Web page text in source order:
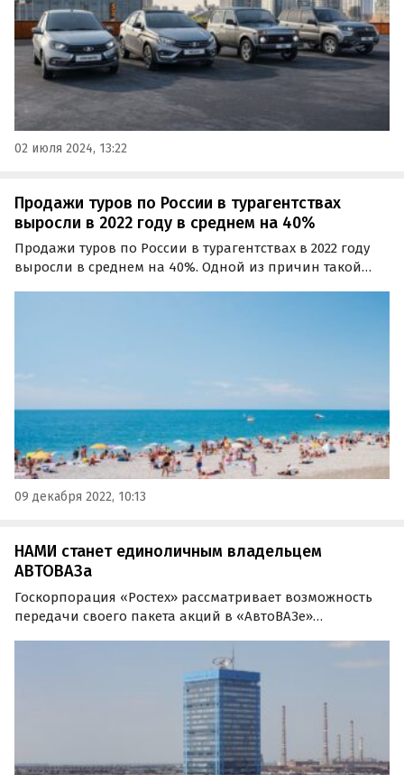
02 июля 2024, 13:22
Продажи туров по России в турагентствах
выросли в 2022 году в среднем на 40%
Продажи туров по России в турагентствах в 2022 году
выросли в среднем на 40%. Одной из причин такой
09 декабря 2022, 10:13
НАМИ станет единоличным владельцем
АВТОВАЗа
Госкорпорация «Ростех» рассматривает возможность
передачи своего пакета акций в «АвтоВАЗе»
сообщает газета «Ведомости» со ссылкой на два